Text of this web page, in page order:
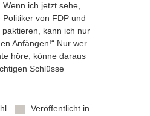
ich jetzt sehe,
von FDP und
paktieren, kann ich nur
Anfängen!“ Nur wer
höre, könne daraus
Schlüsse
Veröffentlicht in